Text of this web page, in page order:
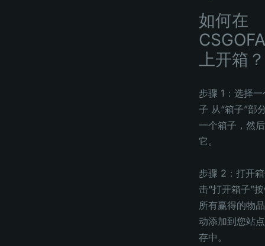
如何在
上开箱？
步骤 1：选择
子 从“箱子”部
一个箱子，然
它。
步骤 2：打开
击“打开箱子”
所有赢得的物
动添加到您站
存中。